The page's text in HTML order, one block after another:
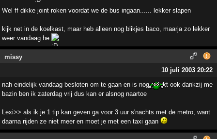
Wel ff dikke joint roken voordat we de bus ingaan...... lekker slapen
kijk net in de koelkast, maar heb alleen nog blikjes baco, maarja zo lekker
weer vandaag he
missy
10 juli 2003 20:22
nah eindelijk vandaag besloten om te gaan en is nog gelukt ook dankzij me
bazin ben ik zaterdag vrij dus kan er alsnog naartoe
Lexi>> als ik je 1 tip kan geven ga voor 3 uur s'nachts met de metro, want
daarna rijden ze niet meer en moet je met een taxi gaan